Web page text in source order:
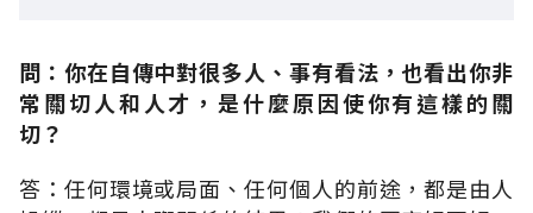
問：你在自傳中對很多人、事有看法，也看出你非
常關切人和人才，是什麼原因使你有這樣的關
切？
答：任何環境或局面、任何個人的前途，都是由人